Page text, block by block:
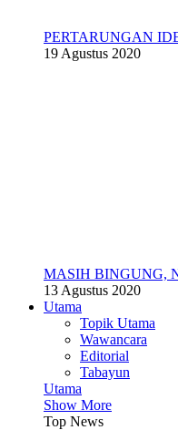
PERTARUNGAN
19 Agustus 2020
MASIH BINGUNG,
13 Agustus 2020
Utama
Topik Utama
Wawancara
Editorial
Tabayun
Utama
Show More
Top News